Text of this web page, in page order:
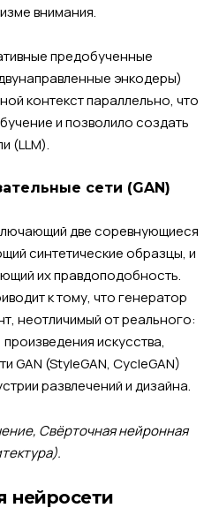
внимания.
предобученные
энкодеры)
контекст параллельно, что
и позволило создать
(LLM).
сети (GAN)
две соревнующиеся
синтетические образцы, и
их правдоподобность.
к тому, что генератор
неотличимый от реального:
искусства,
GAN (StyleGAN, CycleGAN)
развлечений и дизайна.
Свёрточная нейронная
нейросети